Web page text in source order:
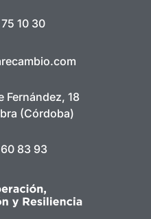
10 30
Fernández, 18
(Córdoba)
83 93